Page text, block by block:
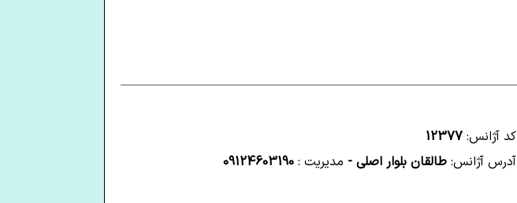
کد آژانس: 12377
آدرس آژانس: طالقان بلوار اصلی - مدیریت : 09124603190